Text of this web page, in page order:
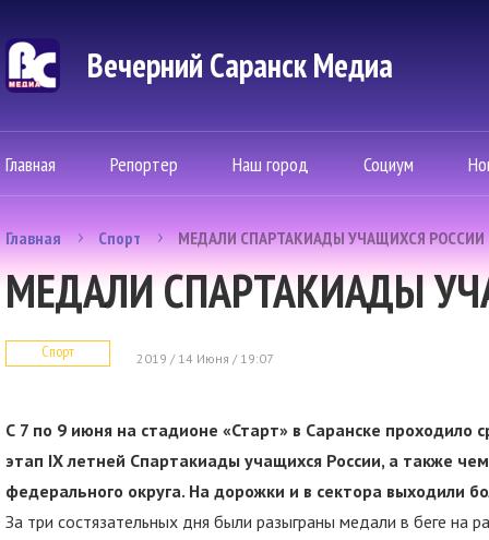
Вечерний Саранск Mедиа
Главная Репортер Наш город Социум
Главная Спорт МЕДАЛИ СПАРТАКИАДЫ УЧАЩИХСЯ РОССИИ
МЕДАЛИ СПАРТАКИАДЫ
Спорт 2019 / 14 Июня / 19:07
С 7 по 9 июня на стадионе «Старт» в Саранске проходило
этап IX летней Спартакиады учащихся России, а также
федерального округа. На дорожки и в сектора выходили
За три состязательных дня были разыграны медали в беге на